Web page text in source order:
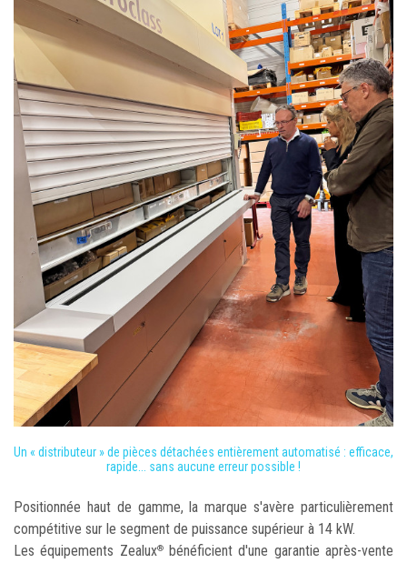
Un « distributeur » de pièces détachées entièrement automatisé : efficace,
rapide... sans aucune erreur possible !
Positionnée haut de gamme, la marque s'avère particulièrement
compétitive sur le segment de puissance supérieur à 14 kW.
Les équipements Zealux®bénéficient d'une garantie après-vente